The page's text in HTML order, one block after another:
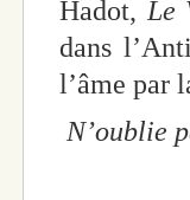
Hadot, Le
dans
l’âme par
N’oublie